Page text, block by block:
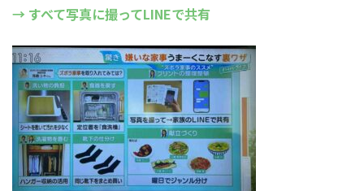
→ すべて写真に撮ってLINEで共有